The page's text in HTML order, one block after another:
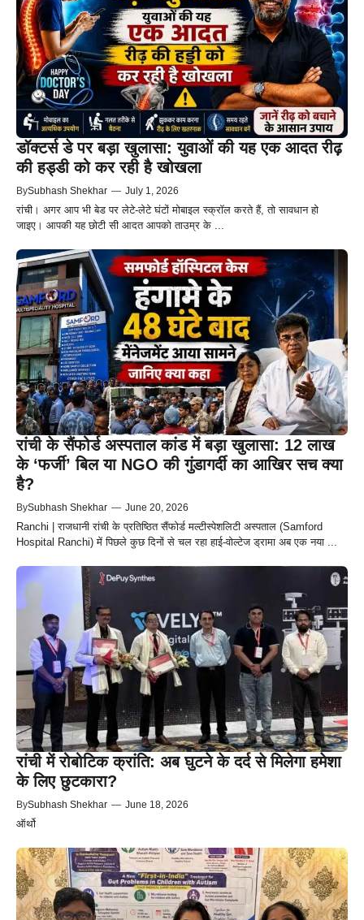
डॉक्टर्स डे पर बड़ा खुलासा: युवाओं की यह एक आदत रीढ़
की हड्डी को कर रही है खोखला
BySubhash Shekhar — July 1, 2026
रांची। अगर आप भी बेड पर लेटे-लेटे घंटों मोबाइल स्क्रॉल करते हैं, तो सावधान हो
जाइए। आपकी यह छोटी सी आदत आपको ताउम्र के ...
रांची के सैंफोर्ड अस्पताल कांड में बड़ा खुलासा: 12 लाख
के ‘फर्जी’ बिल या NGO की गुंडागर्दी का आखिर सच क्या
है?
BySubhash Shekhar — June 20, 2026
Ranchi | राजधानी रांची के प्रतिष्ठित सैंफोर्ड मल्टीस्पेशलिटी अस्पताल (Samford
Hospital Ranchi) में पिछले कुछ दिनों से चल रहा हाई-वोल्टेज ड्रामा अब एक नया ...
रांची में रोबोटिक क्रांति: अब घुटने के दर्द से मिलेगा हमेशा
के लिए छुटकारा?
BySubhash Shekhar — June 18, 2026
ऑर्थो